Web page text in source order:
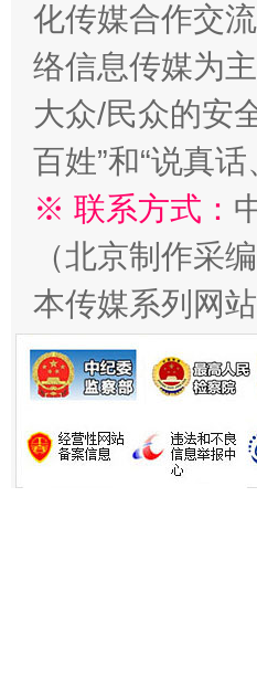
习近平的博鳌关键词
“刷贴”乱象丛生
化传媒合作交
络信息传媒为
大众/民众的安
百姓”和“说真
※ 联系方式：
（北京制作采编
本传媒系列网